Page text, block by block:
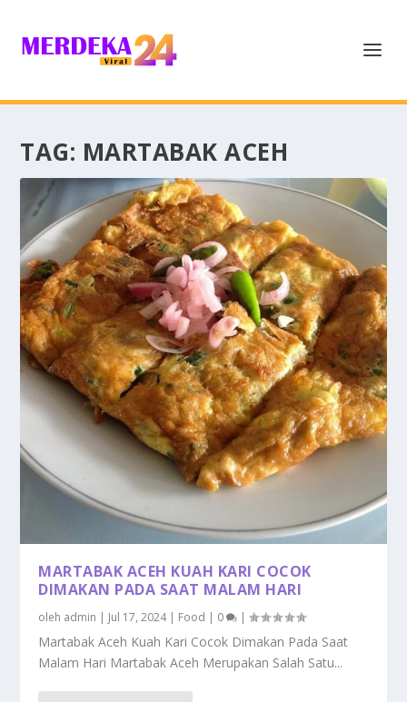
TAG: MARTABAK ACEH
MARTABAK ACEH KUAH KARI COCOK
DIMAKAN PADA SAAT MALAM HARI
oleh admin | Jul 17, 2024| Food | 0 |
Martabak Aceh Kuah Kari Cocok Dimakan Pada Saat
Malam Hari Martabak Aceh Merupakan Salah Satu...